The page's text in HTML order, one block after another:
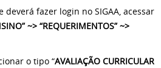
deverá fazer login no SIGAA, acessar
~> “REQUERIMENTOS” ~>
o tipo “AVALIAÇÃO CURRICULAR